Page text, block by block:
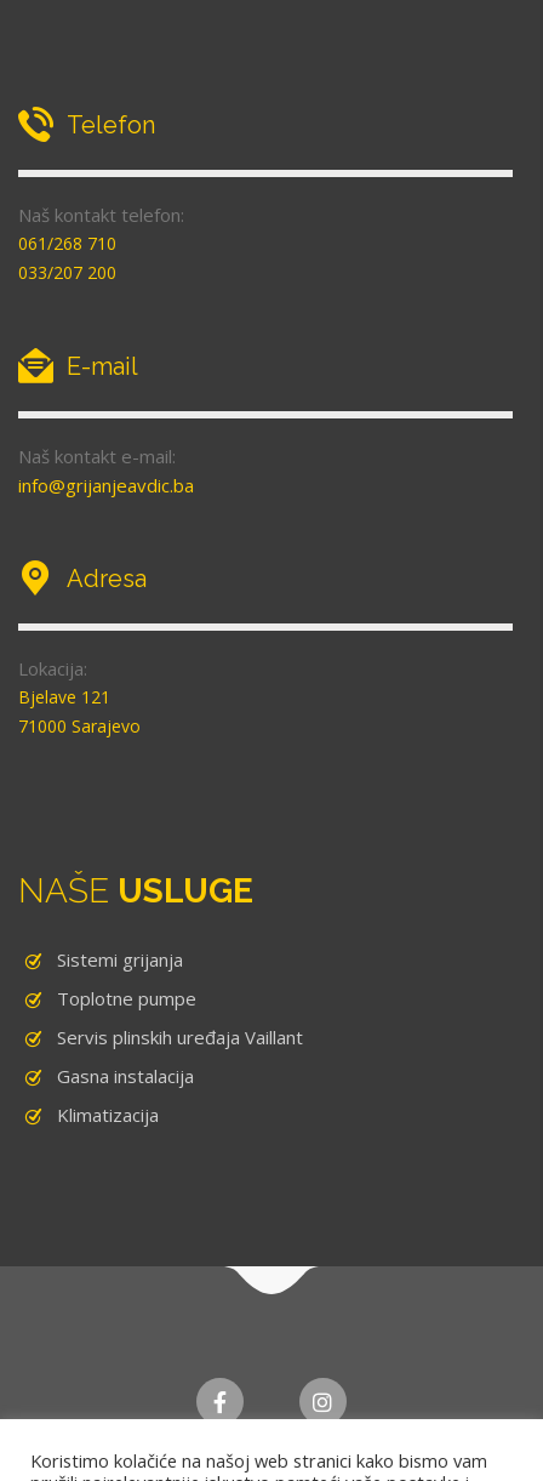
Telefon
Naš kontakt telefon:
061/268 710
033/207 200
E-mail
Naš kontakt e-mail:
info@grijanjeavdic.ba
Adresa
Lokacija:
Bjelave 121
71000 Sarajevo
NAŠE USLUGE
Sistemi grijanja
Toplotne pumpe
Servis plinskih uređaja Vaillant
Gasna instalacija
Klimatizacija
Koristimo kolačiće na našoj web stranici kako bismo vam